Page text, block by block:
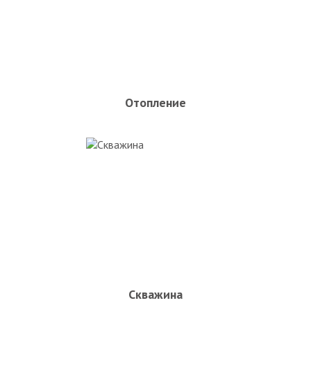
Отопление
Скважина